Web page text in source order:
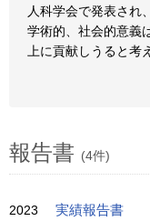
人科学会で発表され
学術的、社会的意義
上に貢献しうると考
報告書 (4件)
2023 実績報告書